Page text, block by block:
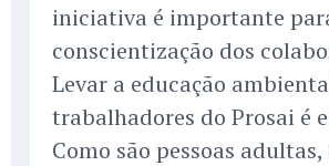
iniciativa é importante
conscientização dos
Levar a educação
trabalhadores do Prosai é
Como são pessoas